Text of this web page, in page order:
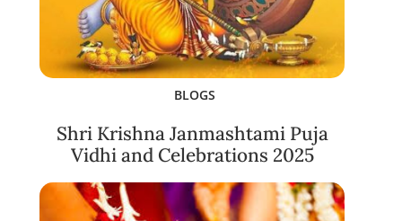
BLOGS
Shri Krishna Janmashtami Puja
Vidhi and Celebrations 2025